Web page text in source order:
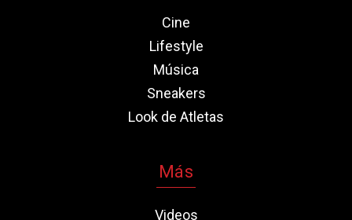
Cine
Lifestyle
Música
Sneakers
Look de Atletas
Más
Videos